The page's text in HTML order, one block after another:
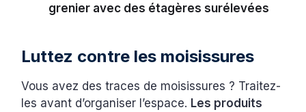
grenier avec des étagères surélevées
Luttez contre les moisissures
Vous avez des traces de moisissures ? Traitez-
les avant d’organiser l’espace. Les produits